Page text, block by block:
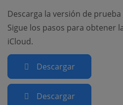
Descarga la versión de prueba
Sigue los pasos para obtener
iCloud.
Descargar
Descargar